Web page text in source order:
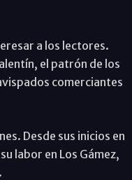
a los lectores.
el patrón de los
comerciantes
Desde sus inicios en
labor en Los Gámez,